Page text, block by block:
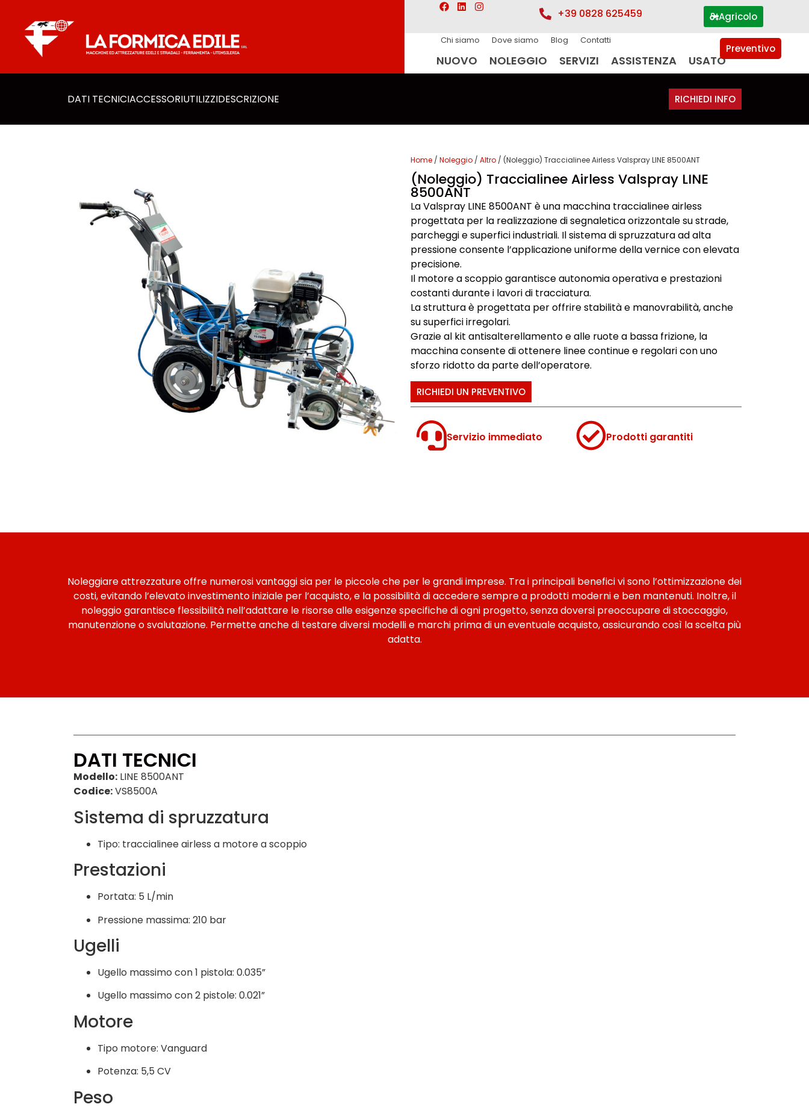
+39 0828 625459 Agricolo
Chi siamo Dove siamo Blog Contatti
NUOVO NOLEGGIO SERVIZI ASSISTENZA USATO
Preventivo
DATI TECNICIACCESSORI​UTILIZZIDESCRIZIONE RICHIEDI INFO
Home / Noleggio / Altro / (Noleggio) Traccialinee Airless Valspray LINE 8500ANT
(Noleggio) Traccialinee Airless Valspray LINE
8500ANT
La Valspray LINE 8500ANT è una macchina traccialinee airless
progettata per la realizzazione di segnaletica orizzontale su strade,
parcheggi e superfici industriali. Il sistema di spruzzatura ad alta
pressione consente l’applicazione uniforme della vernice con elevata
precisione.
Il motore a scoppio garantisce autonomia operativa e prestazioni
costanti durante i lavori di tracciatura.
La struttura è progettata per offrire stabilità e manovrabilità, anche
su superfici irregolari.
Grazie al kit antisalterellamento e alle ruote a bassa frizione, la
macchina consente di ottenere linee continue e regolari con uno
sforzo ridotto da parte dell’operatore.
RICHIEDI UN PREVENTIVO
Servizio immediato Prodotti garantiti
Noleggiare attrezzature offre numerosi vantaggi sia per le piccole che per le grandi imprese. Tra i principali benefici vi sono l’ottimizzazione dei
costi, evitando l’elevato investimento iniziale per l’acquisto, e la possibilità di accedere sempre a prodotti moderni e ben mantenuti. Inoltre, il
noleggio garantisce flessibilità nell’adattare le risorse alle esigenze specifiche di ogni progetto, senza doversi preoccupare di stoccaggio,
manutenzione o svalutazione. Permette anche di testare diversi modelli e marchi prima di un eventuale acquisto, assicurando così la scelta più
adatta.
DATI TECNICI
Modello: LINE 8500ANT
Codice:VS8500A
Sistema di spruzzatura
Tipo: traccialinee airless a motore a scoppio
Prestazioni
Portata: 5 L/min
Pressione massima: 210 bar
Ugelli
Ugello massimo con 1 pistola: 0.035”
Ugello massimo con 2 pistole: 0.021”
Motore
Tipo motore: Vanguard
Potenza: 5,5 CV
Peso